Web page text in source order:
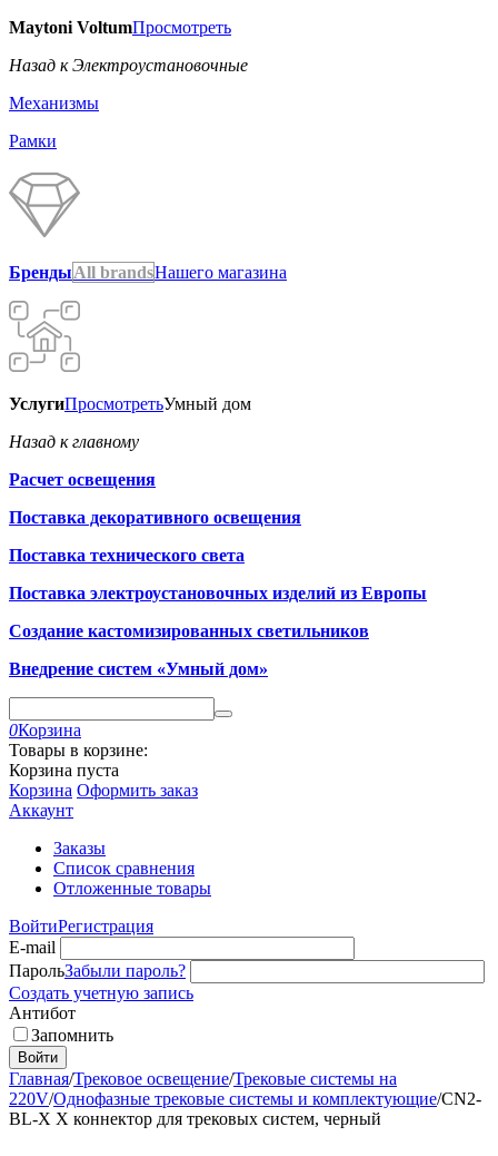
Maytoni VoltumПросмотреть
Назад к Электроустановочные
Механизмы
Рамки
БрендыAll brandsНашего магазина
УслугиПросмотретьУмный дом
Назад к главному
Расчет освещения
Поставка декоративного освещения
Поставка технического света
Поставка электроустановочных изделий из Европы
Создание кастомизированных светильников
Внедрение систем «Умный дом»
0Корзина
Товары в корзине:
Корзина пуста
Корзина Оформить заказ
Аккаунт
Заказы
Список сравнения
Отложенные товары
ВойтиРегистрация
E-mail
ПарольЗабыли пароль?
Создать учетную запись
Антибот
Запомнить
Войти
Главная/Трековое освещение/Трековые системы на
220V/Однофазные трековые системы и комплектующие/CN2-
BL-X X коннектор для трековых систем, черный